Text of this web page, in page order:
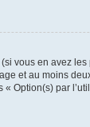
vous en avez
et au moins
Option(s) par